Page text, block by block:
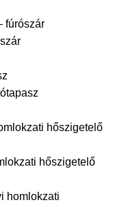
fúrószár
hőszigetelő
hőszigetelő
homlokzati